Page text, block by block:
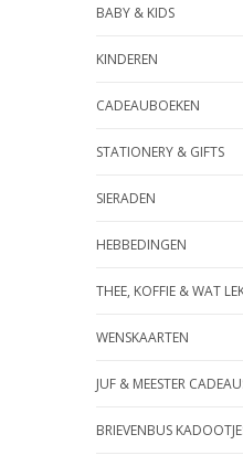
BABY & KIDS
KINDEREN
CADEAUBOEKEN
STATIONERY & GIFTS
SIERADEN
HEBBEDINGEN
THEE, KOFFIE & WAT
WENSKAARTEN
JUF & MEESTER
BRIEVENBUS